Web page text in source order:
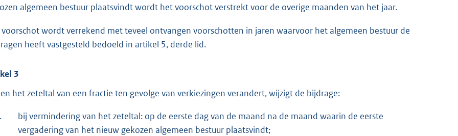
algemeen bestuur plaatsvindt wordt het voorschot verstrekt voor de overige maanden van het jaar.
wordt verrekend met teveel ontvangen voorschotten in jaren waarvoor het algemeen bestuur de
heeft vastgesteld bedoeld in artikel 5, derde lid.
3
het zeteltal van een fractie ten gevolge van verkiezingen verandert, wijzigt de bijdrage:
bij vermindering van het zeteltal: op de eerste dag van de maand na de maand waarin de eerste
vergadering van het nieuw gekozen algemeen bestuur plaatsvindt;